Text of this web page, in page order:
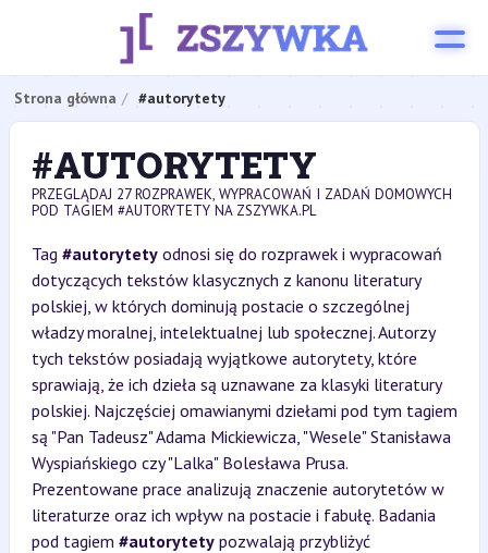
Strona główna #autorytety
#AUTORYTETY
PRZEGLĄDAJ 27 ROZPRAWEK, WYPRACOWAŃ I ZADAŃ DOMOWYCH
POD TAGIEM #AUTORYTETY NA ZSZYWKA.PL
Tag #autorytetyodnosi się do rozprawek i wypracowań
dotyczących tekstów klasycznych z kanonu literatury
polskiej, w których dominują postacie o szczególnej
władzy moralnej, intelektualnej lub społecznej. Autorzy
tych tekstów posiadają wyjątkowe autorytety, które
sprawiają, że ich dzieła są uznawane za klasyki literatury
polskiej. Najczęściej omawianymi dziełami pod tym tagiem
są "Pan Tadeusz" Adama Mickiewicza, "Wesele" Stanisława
Wyspiańskiego czy "Lalka" Bolesława Prusa.
Prezentowane prace analizują znaczenie autorytetów w
literaturze oraz ich wpływ na postacie i fabułę. Badania
pod tagiem #autorytetypozwalają przybliżyć